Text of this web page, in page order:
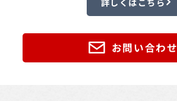
お問い合わせ